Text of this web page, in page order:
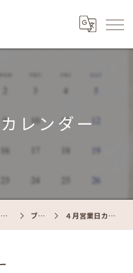
レンダー
熊野町のランチならカフェ&レストラン Cafe照 ブログ ４月営業日カレンダー